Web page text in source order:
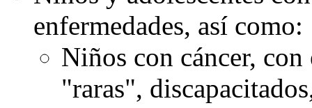
enfermedades, así como:
Niños con cáncer, con
"raras",